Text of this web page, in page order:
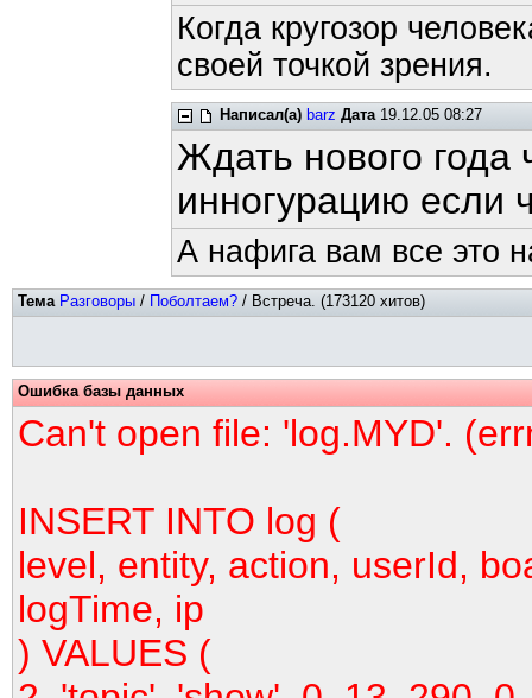
Когда кругозор
своей точкой зрения.
Написал(а) barz Дата19.12.05 08:27
Ждать нового года
инногурацию если
А нафига вам все это
Тема Разговоры / Поболтаем? / Встреча. (173120 хитов)
Ошибка базы данных
Can't open file: 'log.MYD'.
INSERT INTO log (
level, entity, action, userId,
logTime, ip
) VALUES (